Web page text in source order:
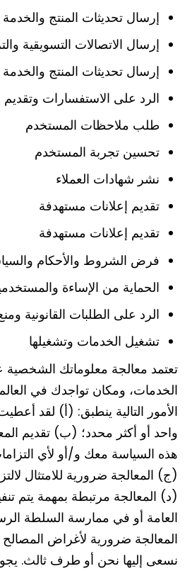
إرسال تحديثات المنتج والخدمة
إرسال الاتصالات التسويقية
إرسال تحديثات المنتج والخدمة
الرد على الاستفسارات وتقديم
طلب ملاحظات المستخدم
تحسين تجربة المستخدم
نشر شهادات العملاء
تقديم إعلانات مستهدفة
تقديم إعلانات مستهدفة
فرض الشروط والأحكام
الحماية من الإساءة
الرد على الطلبات القانونية
تشغيل الخدمات وتشغيلها
تعتمد معالجة معلوماتك الشخصية
الخدمات، ومكان تواجدك في
الأمور التالية ينطبق: (أ) لقد
واحد أو أكثر محدد؛ (ب) تقديم
هذه السياسة معك و/أو لأي
(ج) المعالجة ضرورية للامتثال
(د) المعالجة مرتبطة بمهمة يتم
العامة أو في ممارسة السلطة
المعالجة ضرورية لأغراض
نسعى إليها نحن أو طرف ثالث.